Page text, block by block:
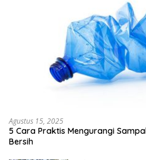
Agustus 15, 2025
5 Cara Praktis Mengurangi
Bersih